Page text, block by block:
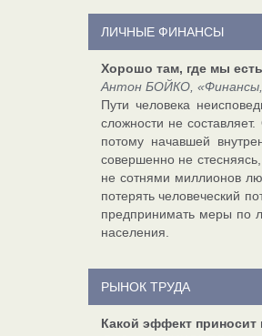
ЛИЧНЫЕ ФИНАНСЫ
Хорошо там, где мы есть
Антон БОЙКО,
Пути человека
сложности не
потому начавшей
совершенно не
не сотнями миллионов
потерять человеческий
предпринимать меры по
населения.
РЫНОК ТРУДА
Какой эффект приносит